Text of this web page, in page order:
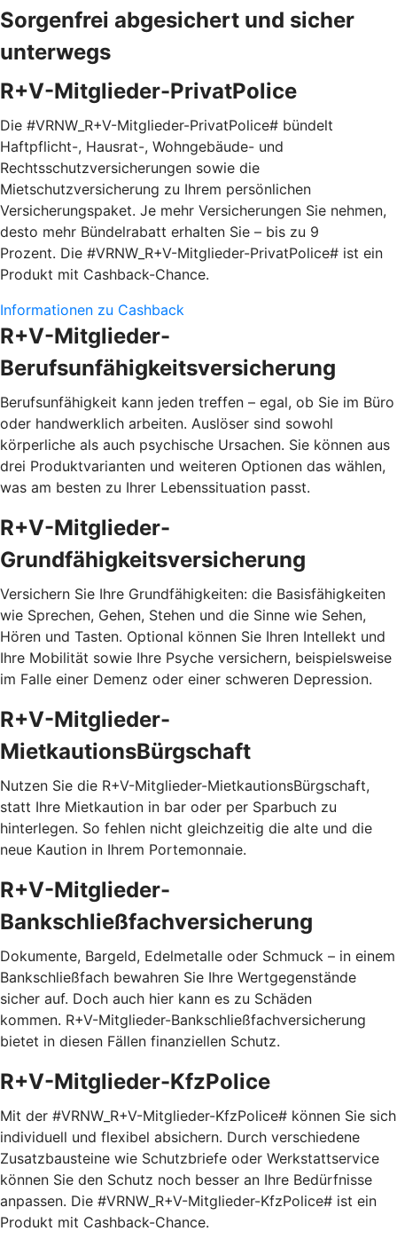
Sorgenfrei abgesichert und sicher
unterwegs
R+V-Mitglieder-PrivatPolice
Die #VRNW_R+V-Mitglieder-PrivatPolice# bündelt
Haftpflicht-, Hausrat-, Wohngebäude- und
Rechtsschutzversicherungen sowie die
Mietschutzversicherung zu Ihrem persönlichen
Versicherungspaket. Je mehr Versicherungen Sie nehmen,
desto mehr Bündelrabatt erhalten Sie – bis zu 9
Prozent. Die #VRNW_R+V-Mitglieder-PrivatPolice# ist ein
Produkt mit Cashback-Chance.
Informationen zu Cashback
R+V-Mitglieder-
Berufsunfähigkeitsversicherung
Berufsunfähigkeit kann jeden treffen – egal, ob Sie im Büro
oder handwerklich arbeiten. Auslöser sind sowohl
körperliche als auch psychische Ursachen. Sie können aus
drei Produktvarianten und weiteren Optionen das wählen,
was am besten zu Ihrer Lebenssituation passt.
R+V-Mitglieder-
Grundfähigkeitsversicherung
Versichern Sie Ihre Grundfähigkeiten: die Basisfähigkeiten
wie Sprechen, Gehen, Stehen und die Sinne wie Sehen,
Hören und Tasten. Optional können Sie Ihren Intellekt und
Ihre Mobilität sowie Ihre Psyche versichern, beispielsweise
im Falle einer Demenz oder einer schweren Depression.
R+V-Mitglieder-
MietkautionsBürgschaft
Nutzen Sie die R+V-Mitglieder-MietkautionsBürgschaft,
statt Ihre Mietkaution in bar oder per Sparbuch zu
hinterlegen. So fehlen nicht gleichzeitig die alte und die
neue Kaution in Ihrem Portemonnaie.
R+V-Mitglieder-
Bankschließfachversicherung
Dokumente, Bargeld, Edelmetalle oder Schmuck – in einem
Bankschließfach bewahren Sie Ihre Wertgegenstände
sicher auf. Doch auch hier kann es zu Schäden
kommen. R+V-Mitglieder-Bankschließfachversicherung
bietet in diesen Fällen finanziellen Schutz.
R+V-Mitglieder-KfzPolice
Mit der #VRNW_R+V-Mitglieder-KfzPolice# können Sie sich
individuell und flexibel absichern. Durch verschiedene
Zusatzbausteine wie Schutzbriefe oder Werkstattservice
können Sie den Schutz noch besser an Ihre Bedürfnisse
anpassen. Die #VRNW_R+V-Mitglieder-KfzPolice# ist ein
Produkt mit Cashback-Chance.